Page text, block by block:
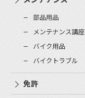
部品用品
メンテナンス講座
バイク用品
バイクトラブル
免許